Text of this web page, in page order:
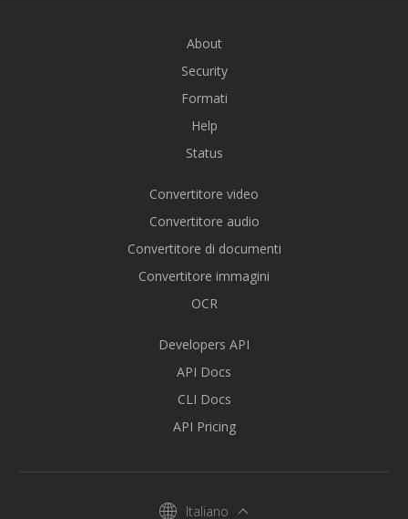
About
Security
Formati
Help
Status
Convertitore video
Convertitore audio
Convertitore di documenti
Convertitore immagini
OCR
Developers API
API Docs
CLI Docs
API Pricing
Italiano